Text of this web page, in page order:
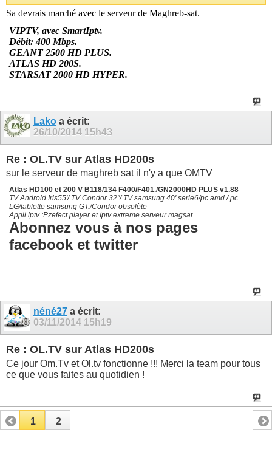
Sa devrais marché avec le serveur de Maghreb-sat.
VIPTV, avec SmartIptv.
Débit: 400 Mbps.
GEANT 2500 HD PLUS.
ATLAS HD 200S.
STARSAT 2000 HD HYPER.
Lako a écrit:
26/10/2014 15h43
Re : OL.TV sur Atlas HD200s
sur le serveur de maghreb sat il n'y a que OMTV
Atlas HD100 et 200 V B118/134 F400/F401./GN2000HD PLUS v1.88
TV Android Iris55'/.TV Condor 32"/ TV samsung 40' serie6/pc amd./ pc
LG/tablette samsung GT./Condor obsolète
Appli iptv :Pzefect player et Iptv extreme serveur magsat
Abonnez vous à nos pages
facebook et twitter
néné27 a écrit:
03/11/2014 15h19
Re : OL.TV sur Atlas HD200s
Ce jour Om.Tv et Ol.tv fonctionne !!! Merci la team pour tous
ce que vous faites au quotidien !
1 2